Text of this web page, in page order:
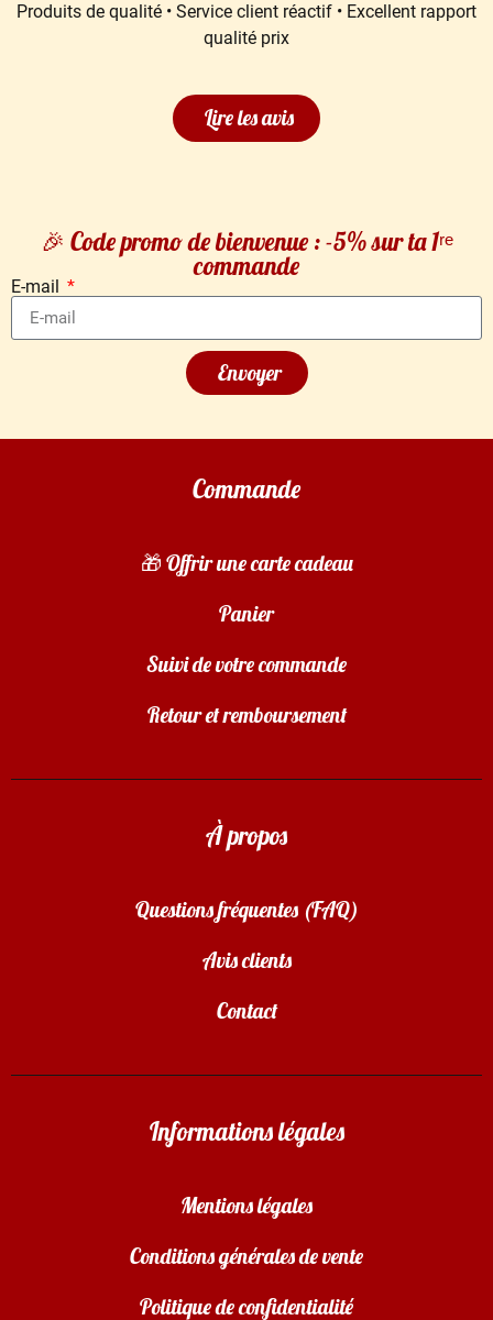
Produits de qualité • Service client réactif • Excellent rapport
qualité prix
Lire les avis
🎉 Code promo de bienvenue : -5% sur ta 1ʳᵉ
commande
E-mail
Envoyer
Commande
🎁 Offrir une carte cadeau
Panier
Suivi de votre commande
Retour et remboursement
À propos
Questions fréquentes (FAQ)
Avis clients
Contact
Informations légales
Mentions légales
Conditions générales de vente
Politique de confidentialité